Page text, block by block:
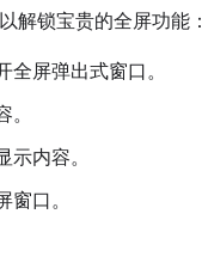
解锁宝贵的全屏功能：
屏弹出式窗口。
内容。
口。